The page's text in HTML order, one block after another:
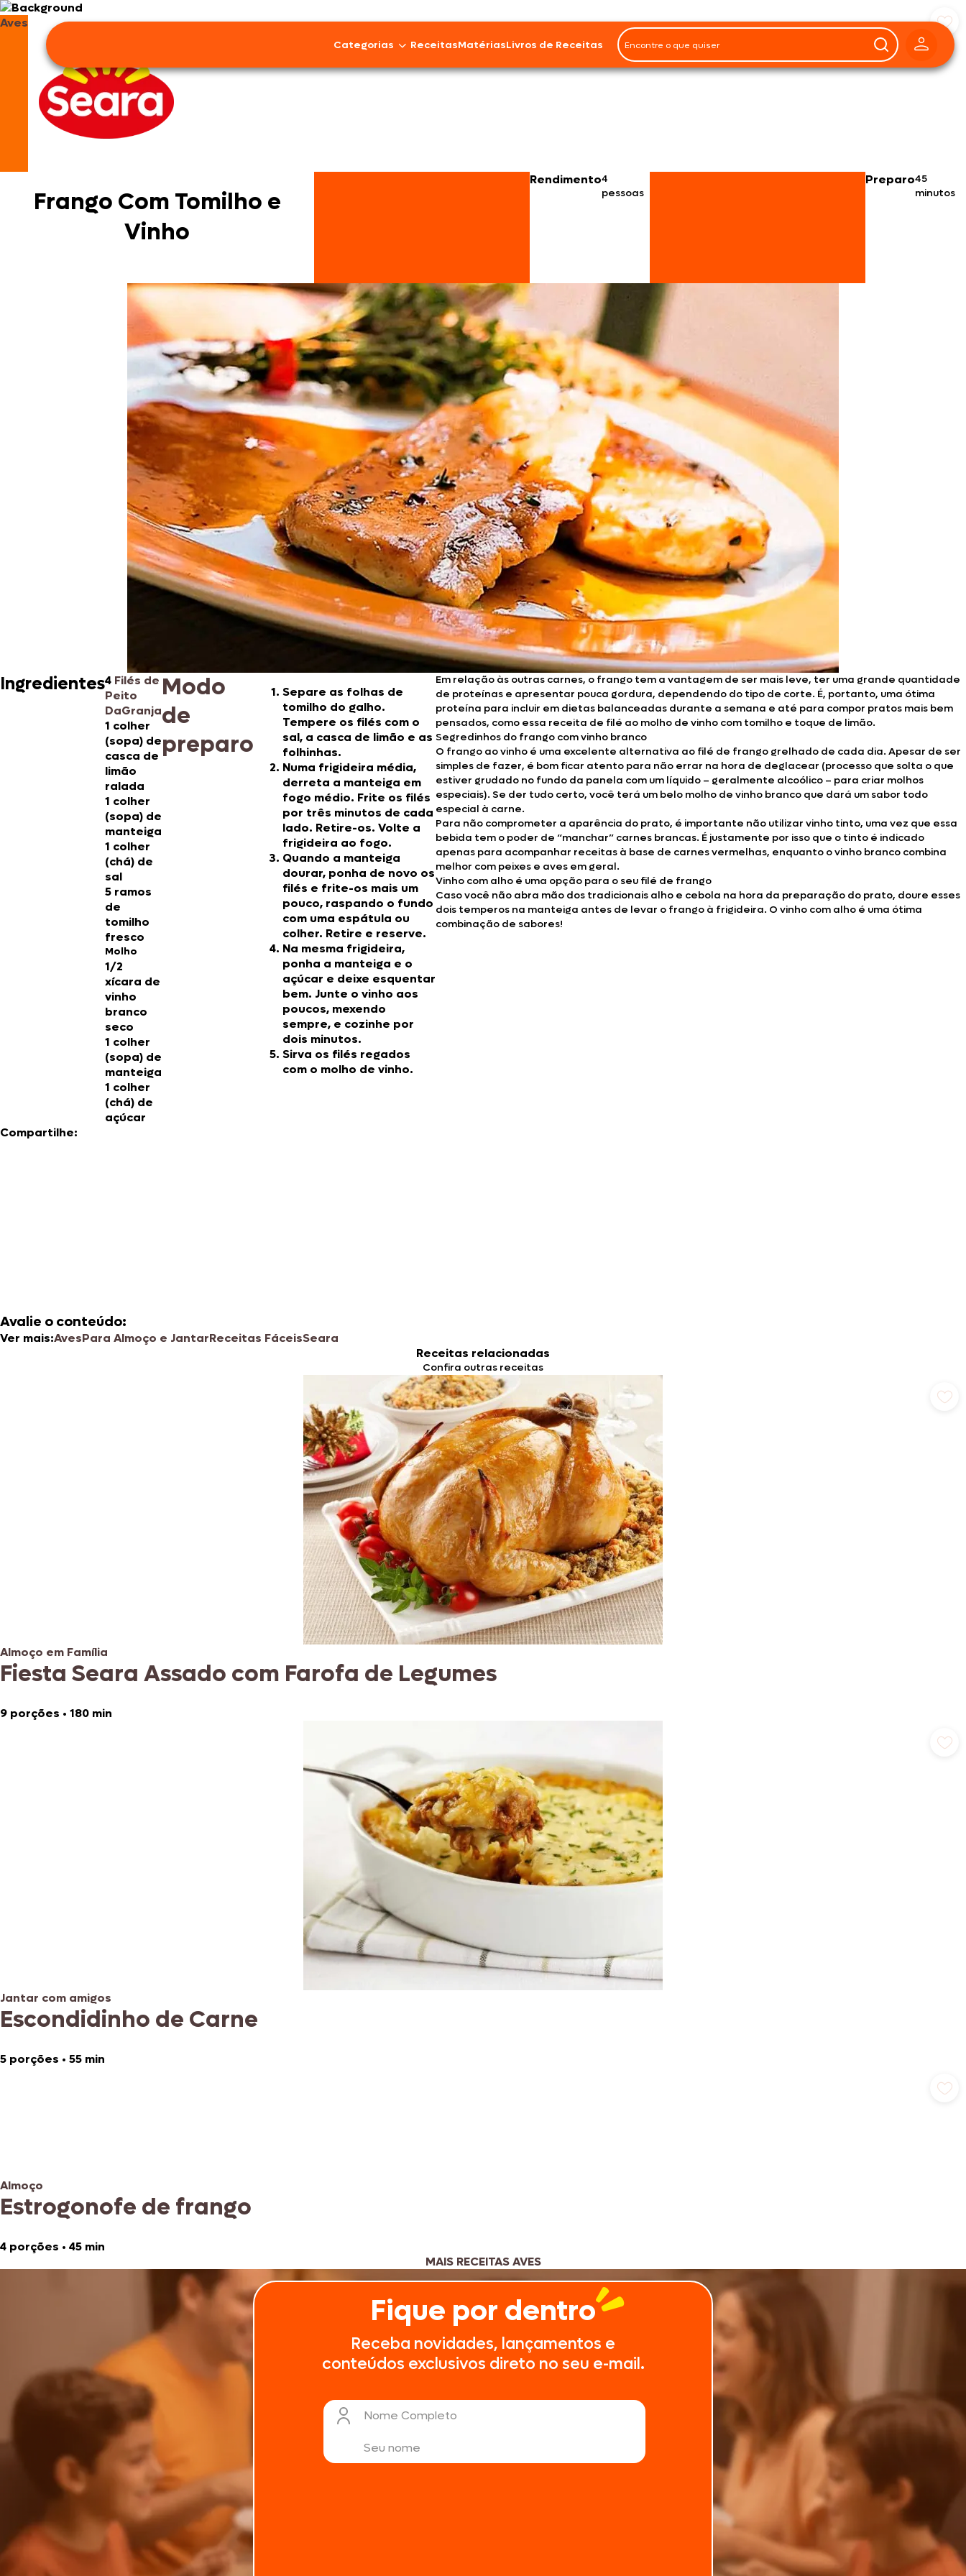
Categorias
100% Vegetal
Doces, Bolos e Sobremesas
Pães e Massas
Bebidas
Entrevistas
ReceitasMatériasLivros de Receitas
Aves
Frango Com Tomilho e
Vinho
Rendimento4
pessoas
Preparo45
minutos
Ingredientes4 Filés de
Peito
DaGranja
1 colher
(sopa) de
casca de
limão
ralada
1 colher
(sopa) de
manteiga
1 colher
(chá) de
sal
5 ramos
de
tomilho
fresco
Molho
1/2
xícara de
vinho
branco
seco
1 colher
(sopa) de
manteiga
1 colher
(chá) de
açúcar
Modo
de
preparo
Separe as folhas de
tomilho do galho.
Tempere os filés com o
sal, a casca de limão e as
folhinhas.
Numa frigideira média,
derreta a manteiga em
fogo médio. Frite os filés
por três minutos de cada
lado. Retire-os. Volte a
frigideira ao fogo.
Quando a manteiga
dourar, ponha de novo os
filés e frite-os mais um
pouco, raspando o fundo
com uma espátula ou
colher. Retire e reserve.
Na mesma frigideira,
ponha a manteiga e o
açúcar e deixe esquentar
bem. Junte o vinho aos
poucos, mexendo
sempre, e cozinhe por
dois minutos.
Sirva os filés regados
com o molho de vinho.
Em relação às outras carnes, o frango tem a vantagem de ser mais leve, ter uma grande quantidade
de proteínas e apresentar pouca gordura, dependendo do tipo de corte. É, portanto, uma ótima
proteína para incluir em dietas balanceadas durante a semana e até para compor pratos mais bem
pensados, como essa receita de filé ao molho de vinho com tomilho e toque de limão.
Segredinhos do frango com vinho branco
O frango ao vinho é uma excelente alternativa ao filé de frango grelhado de cada dia. Apesar de ser
simples de fazer, é bom ficar atento para não errar na hora de deglacear (processo que solta o que
estiver grudado no fundo da panela com um líquido – geralmente alcoólico – para criar molhos
especiais). Se der tudo certo, você terá um belo molho de vinho branco que dará um sabor todo
especial à carne.
Para não comprometer a aparência do prato, é importante não utilizar vinho tinto, uma vez que essa
bebida tem o poder de “manchar” carnes brancas. É justamente por isso que o tinto é indicado
apenas para acompanhar receitas à base de carnes vermelhas, enquanto o vinho branco combina
melhor com peixes e aves em geral.
Vinho com alho é uma opção para o seu filé de frango
Caso você não abra mão dos tradicionais alho e cebola na hora da preparação do prato, doure esses
dois temperos na manteiga antes de levar o frango à frigideira. O vinho com alho é uma ótima
combinação de sabores!
Compartilhe:
Avalie o conteúdo:
Ver mais:AvesPara Almoço e JantarReceitas FáceisSeara
Receitas relacionadas
Confira outras receitas
Almoço em Família
Fiesta Seara Assado com Farofa de Legumes
9 porções • 180 min
Jantar com amigos
Escondidinho de Carne
5 porções • 55 min
Almoço
Estrogonofe de frango
4 porções • 45 min
MAIS RECEITAS AVES
Fique por dentro
Receba novidades, lançamentos e
conteúdos exclusivos direto no seu e-mail.
Nome Completo